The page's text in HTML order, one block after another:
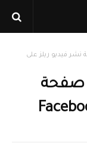
نشر فيديو ريلز على
صفحة